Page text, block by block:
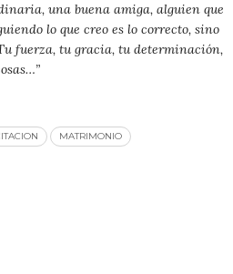
una buena amiga, alguien que
lo que creo es lo correcto, sino
fuerza, tu gracia, tu determinación,
MATRIMONIO